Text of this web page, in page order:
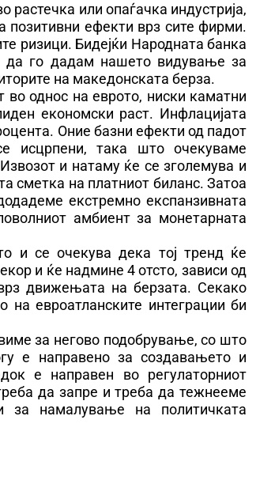
или опаѓачка индустрија,
позитивни ефекти врз сите фирми.
ризици. Бидејќи Народната банка
да го дадам нашето видување за
на македонската берза.
во однос на еврото, ниски каматни
економски раст. Инфлацијата
Оние базни ефекти од падот
исцрпени, така што очекуваме
и натаму ќе се зголемува и
сметка на платниот биланс. Затоа
екстремно експанзивната
амбиент за монетарната
и се очекува дека тој тренд ќе
и ќе надмине 4 отсто, зависи од
врз движењата на берзата. Секако
евроатланските интеграции би
за негово подобрување, со што
е направено за создавањето и
е направен во регулаторниот
да запре и треба да тежнееме
за намалување на политичката